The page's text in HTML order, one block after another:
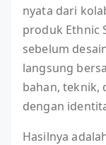
nyata dari
produk Ethnic
sebelum
langsung
bahan, teknik,
dengan
Hasilnya